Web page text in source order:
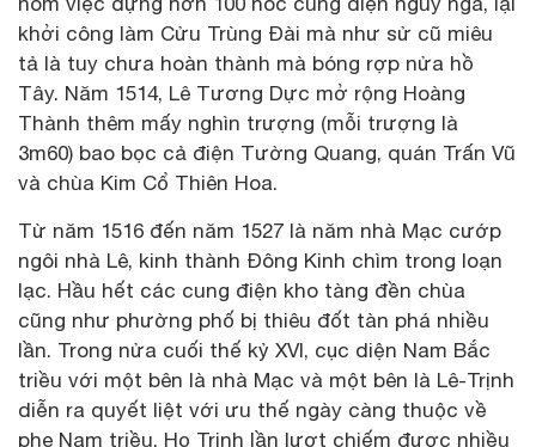
khởi công làm Cửu Trùng Đài mà như sử cũ miêu
tả là tuy chưa hoàn thành mà bóng rợp nửa hồ
Tây. Năm 1514, Lê Tương Dực mở rộng Hoàng
Thành thêm mấy nghìn trượng (mỗi trượng là
3m60) bao bọc cả điện Tường Quang, quán Trấn Vũ
và chùa Kim Cổ Thiên Hoa.
Từ năm 1516 đến năm 1527 là năm nhà Mạc cướp
ngôi nhà Lê, kinh thành Đông Kinh chìm trong loạn
lạc. Hầu hết các cung điện kho tàng đền chùa
cũng như phường phố bị thiêu đốt tàn phá nhiều
lần. Trong nửa cuối thế kỷ XVI, cục diện Nam Bắc
triều với một bên là nhà Mạc và một bên là Lê-Trịnh
diễn ra quyết liệt với ưu thế ngày càng thuộc về
phe Nam triều. Họ Trịnh lần lượt chiếm được nhiều